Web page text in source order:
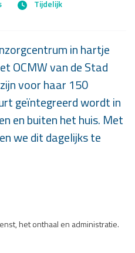
Tijdelijk
in hartje
OCMW van de Stad
voor haar 150
geïntegreerd wordt in
en buiten het huis. Met
we dit dagelijks te
het onthaal en administratie.